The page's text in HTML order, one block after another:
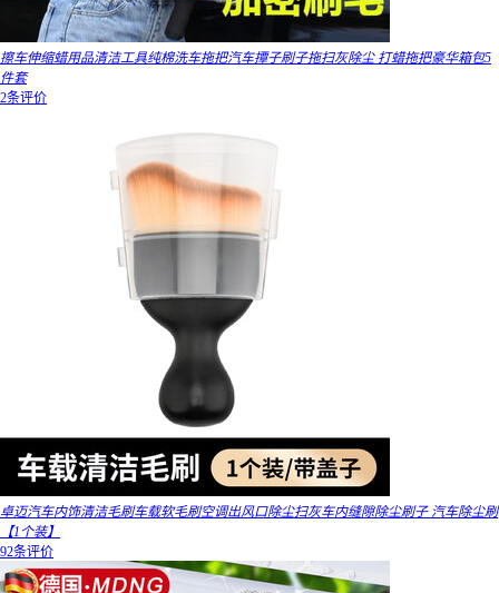
擦车伸缩蜡用品清洁工具纯棉洗车拖把汽车撢子刷子拖扫灰除尘 打蜡拖把豪华箱包5
件套
2条评价
卓迈汽车内饰清洁毛刷车载软毛刷空调出风口除尘扫灰车内缝隙除尘刷子 汽车除尘刷
【1个装】
92条评价